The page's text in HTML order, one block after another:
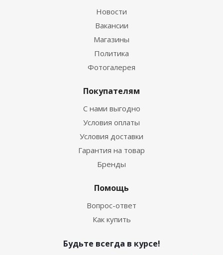
Новости
Вакансии
Магазины
Политика
Фотогалерея
Покупателям
С нами выгодно
Условия оплаты
Условия доставки
Гарантия на товар
Бренды
Помощь
Вопрос-ответ
Как купить
Будьте всегда в курсе!